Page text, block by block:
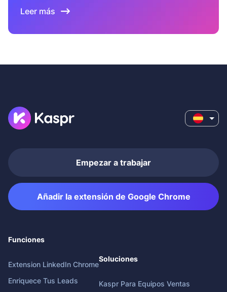
Leer más
Empezar a trabajar
Añadir la extensión de Google Chrome
Funciones
Extension LinkedIn Chrome
Enriquece Tus Leads
Soluciones
Kaspr Para Equipos Ventas